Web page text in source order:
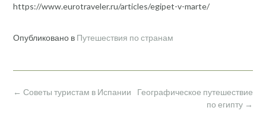
https://www.eurotraveler.ru/articles/egipet-v-marte/
Опубликовано в Путешествия по странам
Навигация
Географическое путешествие
по египту →
← Советы туристам в Испании